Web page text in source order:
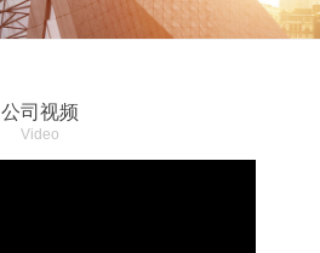
公司视频
Video